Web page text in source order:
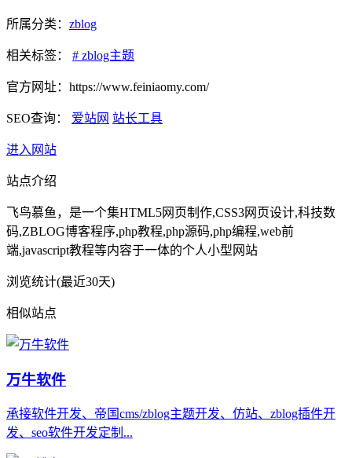
所属分类： zblog
相关标签： # zblog主题
官方网址：https://www.feiniaomy.com/
SEO查询： 爱站网 站长工具
进入网站
站点介绍
飞鸟慕鱼，是一个集HTML5网页制作,CSS3网页设计,科技数
码,ZBLOG博客程序,php教程,php源码,php编程,web前
端,javascript教程等内容于一体的个人小型网站
浏览统计(最近30天)
相似站点
万牛软件
承接软件开发、帝国cms/zblog主题开发、仿站、zblog插件开
发、seo软件开发定制...